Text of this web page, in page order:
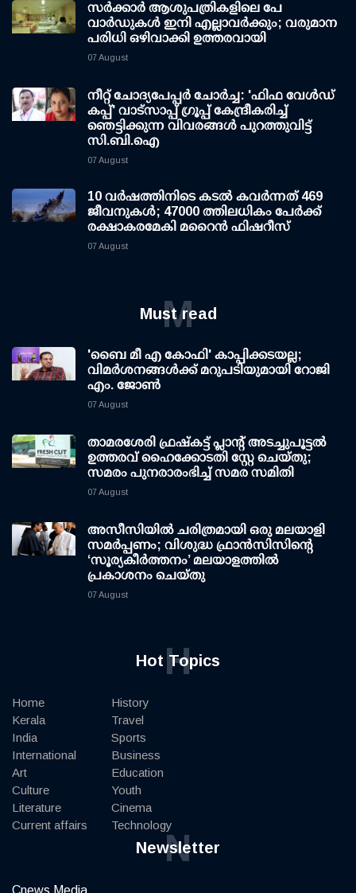
സര്‍ക്കാര്‍ ആശുപത്രികളിലെ പേ
വാര്‍ഡുകള്‍ ഇനി എല്ലാവര്‍ക്കും; വരുമാന
പരിധി ഒഴിവാക്കി ഉത്തരവായി
07 August
നീറ്റ് ചോദ്യപേപ്പര്‍ ചോര്‍ച്ച: 'ഫിഫ വേള്‍ഡ്
കപ്പ്' വാട്സാപ്പ് ഗ്രൂപ്പ് കേന്ദ്രീകരിച്ച്
ഞെട്ടിക്കുന്ന വിവരങ്ങള്‍ പുറത്തുവിട്ട്
സി.ബി.ഐ
07 August
10 വര്‍ഷത്തിനിടെ കടല്‍ കവര്‍ന്നത് 469
ജീവനുകള്‍; 47000 ത്തിലധികം പേര്‍ക്ക്
രക്ഷാകരമേകി മറൈന്‍ ഫിഷറീസ്
07 August
Must read
M
'ബൈ മീ എ കോഫി' കാപ്പിക്കടയല്ല;
വിമര്‍ശനങ്ങള്‍ക്ക് മറുപടിയുമായി റോജി
എം. ജോണ്‍
07 August
താമരശേരി ഫ്രഷ്കട്ട് പ്ലാന്റ് അടച്ചുപൂട്ടൽ
ഉത്തരവ് ഹൈക്കോടതി സ്റ്റേ ചെയ്തു;
സമരം പുനരാരംഭിച്ച് സമര സമിതി
07 August
അസീസിയിൽ ചരിത്രമായി ഒരു മലയാളി
സമർപ്പണം; വിശുദ്ധ ഫ്രാൻസിസിന്റെ
‘സൂര്യകീർത്തനം’ മലയാളത്തിൽ
പ്രകാശനം ചെയ്തു
07 August
Hot Topics
H
Home
Kerala
India
International
Art
Culture
Literature
Current affairs
History
Travel
Sports
Business
Education
Youth
Cinema
Technology
Newsletter
N
Cnews Media